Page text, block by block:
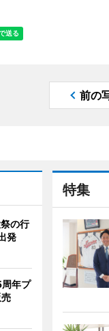
前の
特集
の行
発
年プ